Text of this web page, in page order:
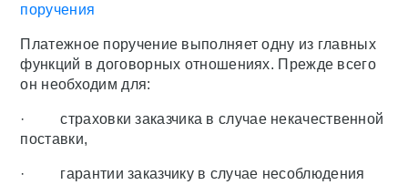
поручения
Платежное поручение выполняет одну из главных
функций в договорных отношениях. Прежде всего
он необходим для:
· страховки заказчика в случае некачественной
поставки,
· гарантии заказчику в случае несоблюдения